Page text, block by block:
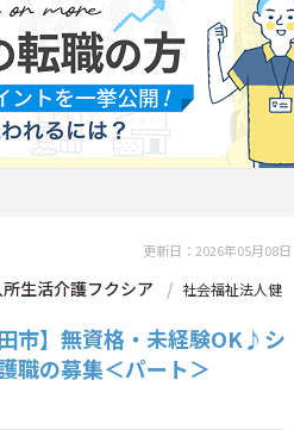
更新日：2026年05月08日
生活介護フクシア
社会福祉法人健
市】無資格・未経験OK♪シ
職の募集＜パート＞